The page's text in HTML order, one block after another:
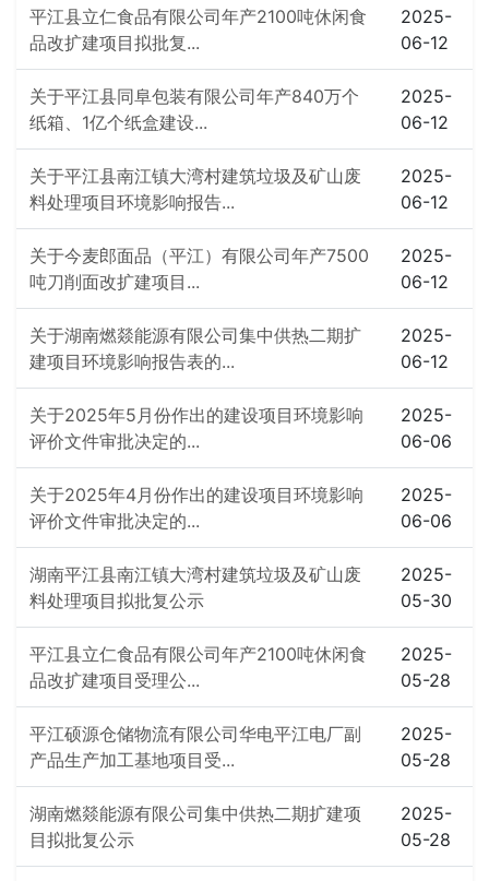
平江县立仁食品有限公司年产2100吨休闲食
品改扩建项目拟批复...
2025-
06-12
关于平江县同阜包装有限公司年产840万个
纸箱、1亿个纸盒建设...
2025-
06-12
关于平江县南江镇大湾村建筑垃圾及矿山废
料处理项目环境影响报告...
2025-
06-12
关于今麦郎面品（平江）有限公司年产7500
吨刀削面改扩建项目...
2025-
06-12
关于湖南燃燚能源有限公司集中供热二期扩
建项目环境影响报告表的...
2025-
06-12
关于2025年5月份作出的建设项目环境影响
评价文件审批决定的...
2025-
06-06
关于2025年4月份作出的建设项目环境影响
评价文件审批决定的...
2025-
06-06
湖南平江县南江镇大湾村建筑垃圾及矿山废
料处理项目拟批复公示
2025-
05-30
平江县立仁食品有限公司年产2100吨休闲食
品改扩建项目受理公...
2025-
05-28
平江硕源仓储物流有限公司华电平江电厂副
产品生产加工基地项目受...
2025-
05-28
湖南燃燚能源有限公司集中供热二期扩建项
目拟批复公示
2025-
05-28